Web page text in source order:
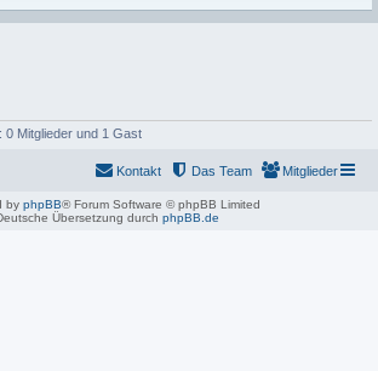
0 Mitglieder und 1 Gast
Mitglieder
Das Team
Kontakt
by phpBB® Forum Software © phpBB Limited
Übersetzung durch phpBB.de